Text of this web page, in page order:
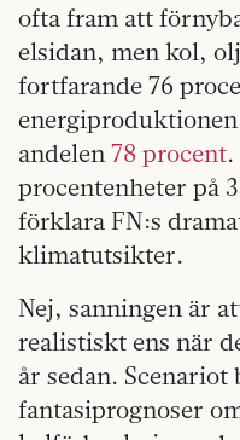
ofta fram att
elsidan, men kol,
fortfarande 76
andelen 78 procent
procentenheter på
förklara FN:s
klimatutsikter.
Nej, sanningen är
realistiskt ens när
år sedan. Scenariot
fantasiprognoser